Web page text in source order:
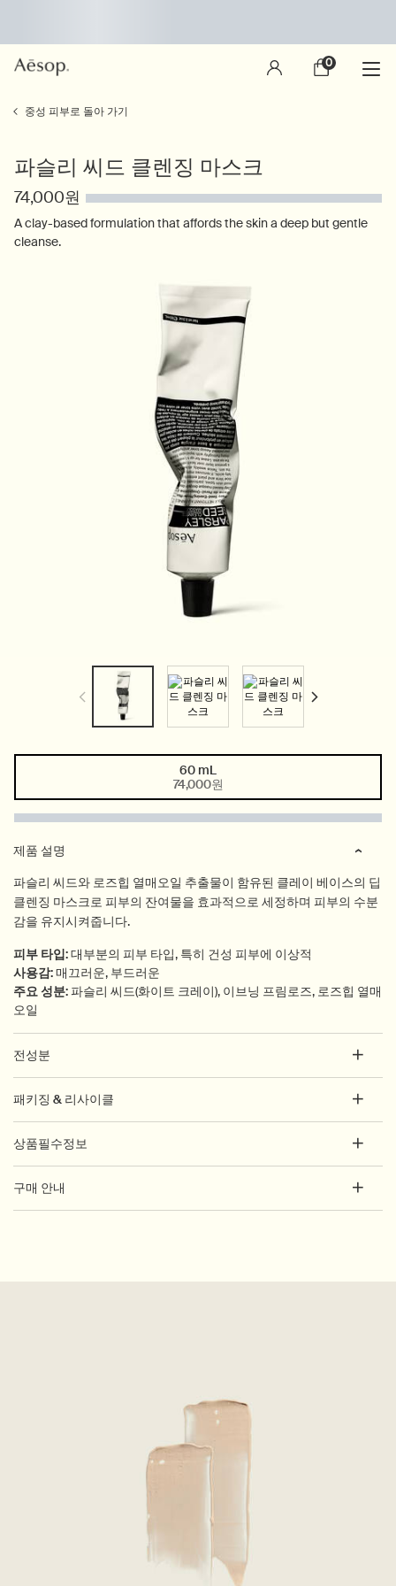
장
0
0 제품
중성 피부로 돌아 가기
파슬리 씨드 클렌징 마스크
74,000원
A clay-based formulation that affords the skin a deep but gentle
cleanse.
Selected
60 mL
74,000원
, 1 of 1
제품 설명
파슬리 씨드와 로즈힙 열매오일 추출물이 함유된 클레이 베이스의 딥
클렌징 마스크로 피부의 잔여물을 효과적으로 세정하며 피부의 수분
감을 유지시켜줍니다.
피부 타입:대부분의 피부 타입, 특히 건성 피부에 이상적
사용감:매끄러운, 부드러운
주요 성분:파슬리 씨드(화이트 크레이), 이브닝 프림로즈, 로즈힙 열매
오일
전성분
패키징 & 리사이클
상품필수정보
구매 안내